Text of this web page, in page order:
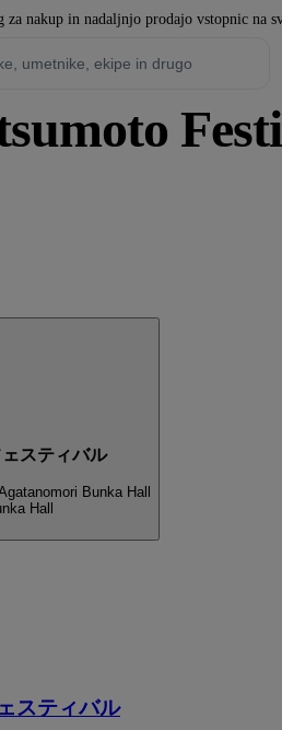
za nakup in nadaljnjo prodajo vstopnic na
スティバル
Bunka Hall
Hall
スティバル